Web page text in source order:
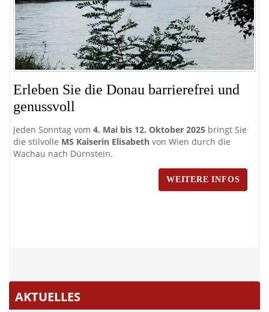
Erleben Sie die Donau barrierefrei und
genussvoll
Jeden Sonntag vom4. Mai bis 12. Oktober 2025 bringt Sie
die stilvolle MS Kaiserin Elisabeth von Wien durch die
Wachau nach Dürnstein.
WEITERE INFOS
AKTUELLES